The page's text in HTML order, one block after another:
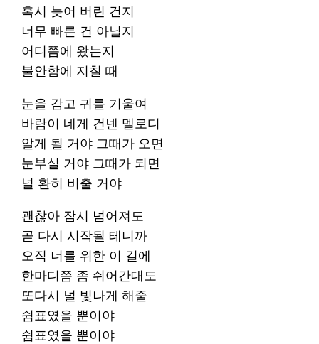
혹시 늦어 버린 건지
너무 빠른 건 아닐지
어디쯤에 왔는지
불안함에 지칠 때
눈을 감고 귀를 기울여
바람이 네게 건넨 멜로디
알게 될 거야 그때가 오면
눈부실 거야 그때가 되면
널 환히 비출 거야
괜찮아 잠시 넘어져도
곧 다시 시작될 테니까
오직 너를 위한 이 길에
한마디쯤 좀 쉬어간대도
또다시 널 빛나게 해줄
쉼표였을 뿐이야
쉼표였을 뿐이야